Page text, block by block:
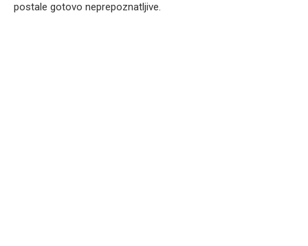
postale gotovo neprepoznatljive.